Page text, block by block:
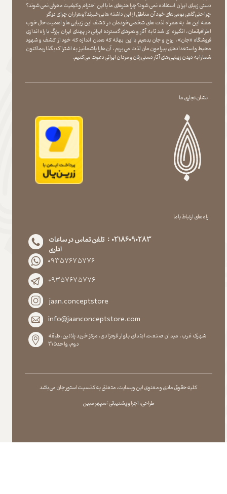
نشان تجاری ما
دستی زیبای ایران استفاده نمی شود؟چرا هنرهای ما با این احترام و کیفیت معرفی نمی شوند؟
چرا حتی گاهی بومی های خود آن مناطق از این داشته ها بی خبرند؟و هزاران چرای دیگر
​​​​​​​ همه این ها، به همراه لذت های شخصی خودمان در کشف این زیبایی ها و اهمیت حال خوب
اطرافیانمان ، انگیزه ای شد تا به آثار و هنرهای گسترده ایرانی در پهنای ایران بزرگ با راه اندازی
فروشگاه «جان» ، روح و جان بدهیم با این بهانه که همان اندازه که خود از کشف و شهود
محیط و استعدادهای پیرامون مان لذت می بریم ، آن ها را با شما نیز به اشتراک بگذاریماکنون
شما را به دیدن زیبایی های آثار دستی زنان و مردان ایرانی دعوت می کنیم.
راه های ارتباط با ما
کلیه حقوق مادی و معنوی این وبسایت ، متعلق به کانسپت استور جان می باشد
طراحی ، اجرا و پشتیبانی : سپهر مبین
02186090283 : تلفن تماس در ساعات
اداری
۰۹۳۵۷۶۷۵۷۷۶
۰۹۳۵۷۶۷۵۷۷۶
jaan.conceptstore
info@jaanconceptstore.com
شهرک غرب، میدان صنعت،ابتدای بلوار فرحزادی، مرکز خرید پلاتین،طبقه
دوم،واحد۲۱۵